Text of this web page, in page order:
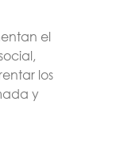
el
los
y